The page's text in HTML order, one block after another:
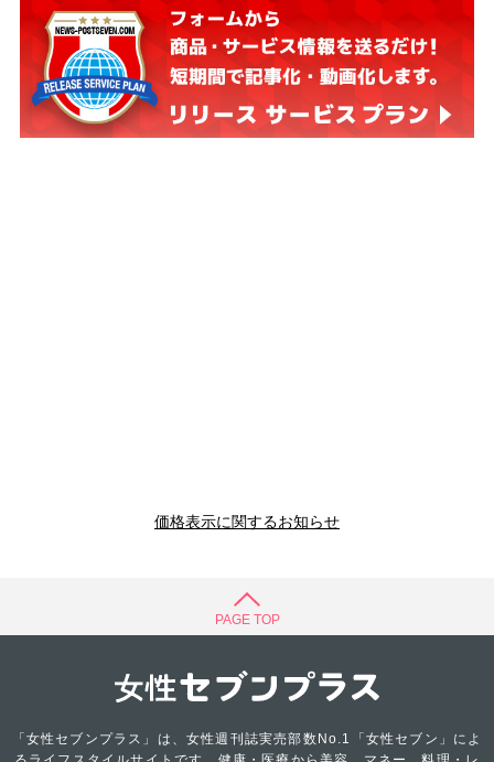
価格表示に関するお知らせ
PAGE TOP
「女性セブンプラス」は、女性週刊誌実売部数No.1「女性セブン」によ